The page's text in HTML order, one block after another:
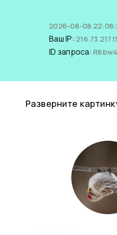
2026-08-08
Ваш IP:
ID запроса:
Разверните